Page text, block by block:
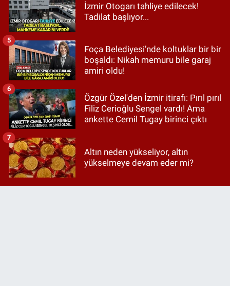
İzmir Otogarı tahliye edilecek!
Tadilat başlıyor...
Foça Belediyesi’nde koltuklar bir bir
boşaldı: Nikah memuru bile garaj
amiri oldu!
5
Özgür Özel'den İzmir itirafı: Pırıl pırıl
Filiz Cerioğlu Sengel vardı! Ama
ankette Cemil Tugay birinci çıktı
6
Altın neden yükseliyor, altın
yükselmeye devam eder mi?
7